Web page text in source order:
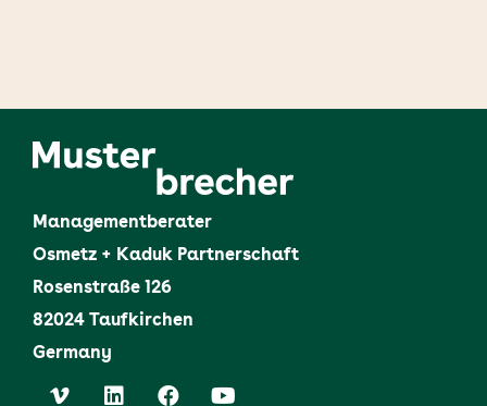
Managementberater
Osmetz + Kaduk Partnerschaft
Rosenstraße 126
82024 Taufkirchen
Germany